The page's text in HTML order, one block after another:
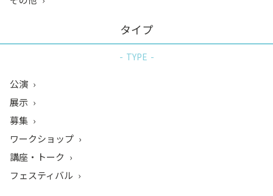
タイプ
TYPE
公演
展示
募集
ワークショップ
講座・トーク
フェスティバル